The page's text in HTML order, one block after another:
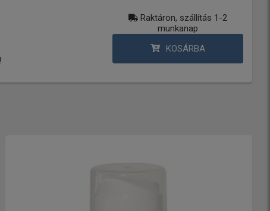
Raktáron, szállítás 1-2
munkanap
KOSÁRBA